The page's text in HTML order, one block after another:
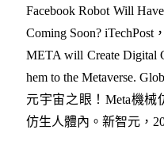
Facebook Robot Will
Coming Soon? iTechPost
META will Create Digital
hem to the Metaverse.
元宇宙之眼！Meta機
仿生人體內。新智元，